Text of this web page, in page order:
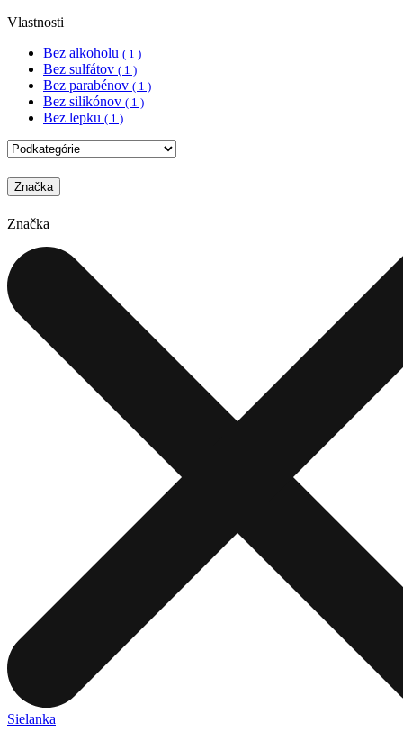
Vlastnosti
Bez alkoholu ( 1 )
Bez sulfátov ( 1 )
Bez parabénov ( 1 )
Bez silikónov ( 1 )
Bez lepku ( 1 )
Značka
Značka
Sielanka